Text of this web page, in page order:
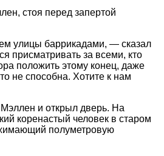
стоя перед запертой
улицы баррикадами, — сказал
присматривать за всеми, кто
положить этому конец, даже
не способна. Хотите к нам
и открыл дверь. На
коренастый человек в старом
полуметровую